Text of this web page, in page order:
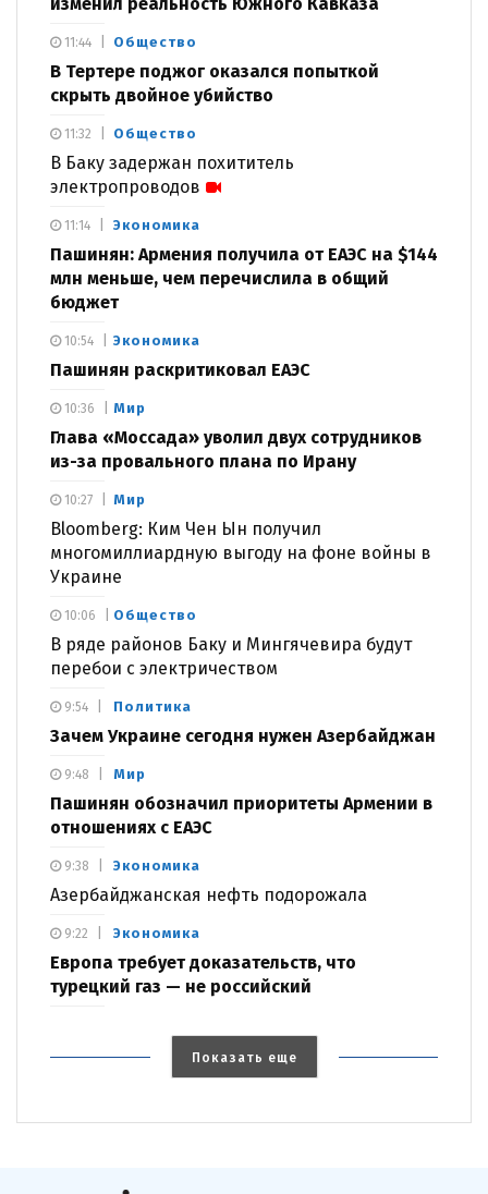
Общество
В Тертере поджог оказался попыткой
скрыть двойное убийство
11:44
Общество
В Баку задержан похититель
электропроводов
11:32
Экономика
Пашинян: Армения получила от ЕАЭС на $144
млн меньше, чем перечислила в общий
бюджет
11:14
Экономика
Пашинян раскритиковал ЕАЭС
10:54
Мир
Глава «Моссада» уволил двух сотрудников
из-за провального плана по Ирану
10:36
Мир
Bloomberg: Ким Чен Ын получил
многомиллиардную выгоду на фоне войны в
Украине
10:27
Общество
В ряде районов Баку и Мингячевира будут
перебои с электричеством
10:06
Политика
Зачем Украине сегодня нужен Азербайджан
9:54
Мир
Пашинян обозначил приоритеты Армении в
отношениях с ЕАЭС
9:48
Экономика
Азербайджанская нефть подорожала
9:38
Экономика
Европа требует доказательств, что
турецкий газ — не российский
9:22
Показать еще